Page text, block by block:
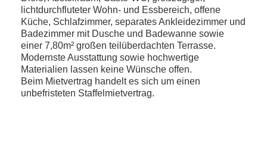
lichtdurchfluteter Wohn- und Essbereich, offene
Küche, Schlafzimmer, separates Ankleidezimmer und
Badezimmer mit Dusche und Badewanne sowie
einer 7,80m² großen teilüberdachten Terrasse.
Modernste Ausstattung sowie hochwertige
Materialien lassen keine Wünsche offen.
Beim Mietvertrag handelt es sich um einen
unbefristeten Staffelmietvertrag.